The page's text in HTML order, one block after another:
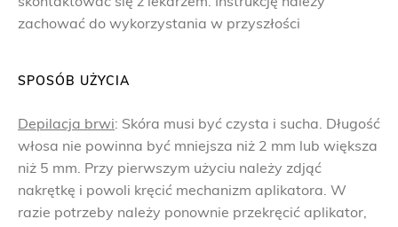
zachować do wykorzystania w przyszłości
SPOSÓB UŻYCIA
Depilacja brwi: Skóra musi być czysta i sucha. Długość
włosa nie powinna być mniejsza niż 2 mm lub większa
niż 5 mm. Przy pierwszym użyciu należy zdjąć
nakrętkę i powoli kręcić mechanizm aplikatora. W
razie potrzeby należy ponownie przekręcić aplikator,